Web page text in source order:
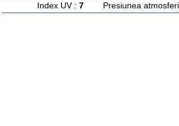
Index UV : 7Presiunea